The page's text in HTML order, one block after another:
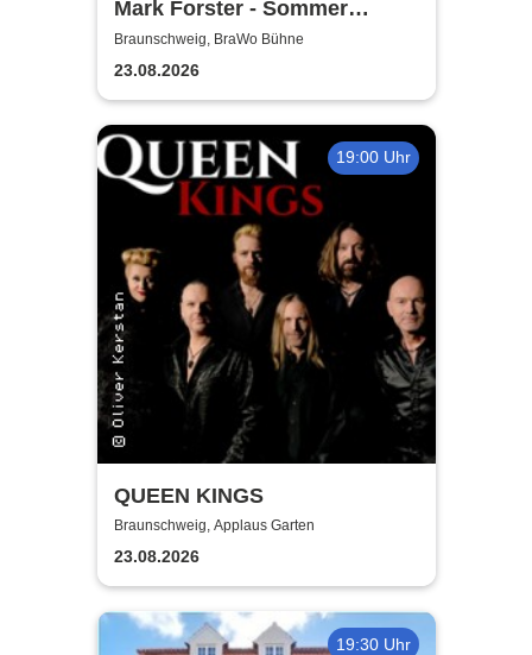
Mark Forster - Sommer
Shows 2026
Braunschweig, BraWo Bühne
23.08.2026
19:00 Uhr
QUEEN KINGS
Braunschweig, Applaus Garten
23.08.2026
19:30 Uhr